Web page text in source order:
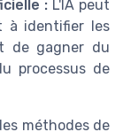
: L'IA peut
à identifier les
de gagner du
processus de
méthodes de